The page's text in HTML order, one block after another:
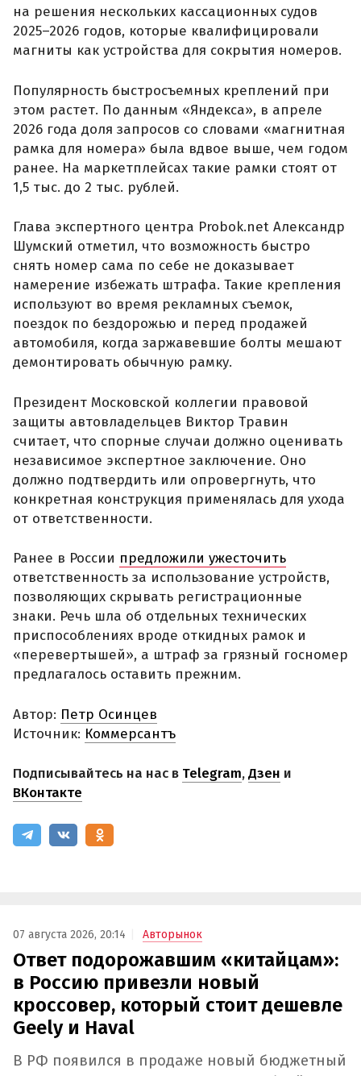
на решения нескольких кассационных судов
2025–2026 годов, которые квалифицировали
магниты как устройства для сокрытия номеров.
Популярность быстросъемных креплений при
этом растет. По данным «Яндекса», в апреле
2026 года доля запросов со словами «магнитная
рамка для номера» была вдвое выше, чем годом
ранее. На маркетплейсах такие рамки стоят от
1,5 тыс. до 2 тыс. рублей.
Глава экспертного центра Probok.net Александр
Шумский отметил, что возможность быстро
снять номер сама по себе не доказывает
намерение избежать штрафа. Такие крепления
используют во время рекламных съемок,
поездок по бездорожью и перед продажей
автомобиля, когда заржавевшие болты мешают
демонтировать обычную рамку.
Президент Московской коллегии правовой
защиты автовладельцев Виктор Травин
считает, что спорные случаи должно оценивать
независимое экспертное заключение. Оно
должно подтвердить или опровергнуть, что
конкретная конструкция применялась для ухода
от ответственности.
Ранее в России предложили ужесточить
ответственность за использование устройств,
позволяющих скрывать регистрационные
знаки. Речь шла об отдельных технических
приспособлениях вроде откидных рамок и
«перевертышей», а штраф за грязный госномер
предлагалось оставить прежним.
Автор: Петр Осинцев
Источник: Коммерсантъ
Подписывайтесь на нас в Telegram,Дзен и
ВКонтакте
07 августа 2026, 20:14 Авторынок
Ответ подорожавшим «китайцам»:
в Россию привезли новый
кроссовер, который стоит дешевле
Geely и Haval
В РФ появился в продаже новый бюджетный